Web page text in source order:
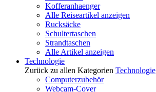
Kofferanhaenger
Alle Reiseartikel anzeigen
Rucksäcke
Schultertaschen
Strandtaschen
Alle Artikel anzeigen
Technologie
Zurück zu allen Kategorien Technologie
Computerzubehör
Webcam-Cover